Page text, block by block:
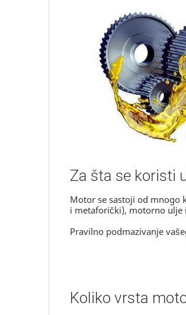
Za šta se koristi
Motor se sastoji od mnogo
i metaforički), motorno ulje
Pravilno podmazivanje
Koliko vrsta